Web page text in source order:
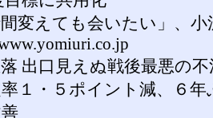
変えても会いたい」、小
落 出口見えぬ戦後最悪の不
１・５ポイント減、６